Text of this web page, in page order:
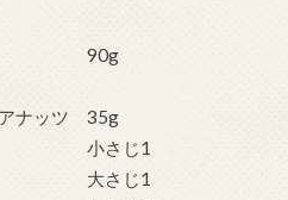
90g
アナッツ 35g
じ1
大さじ1